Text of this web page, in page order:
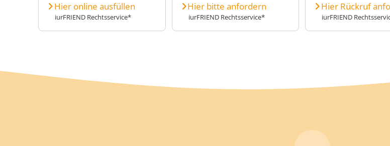
Hier online ausfüllen
iurFRIEND Rechtsservice*
Hier bitte anfordern
iurFRIEND Rechtsservice*
Hier Rückruf
iurFRIEND